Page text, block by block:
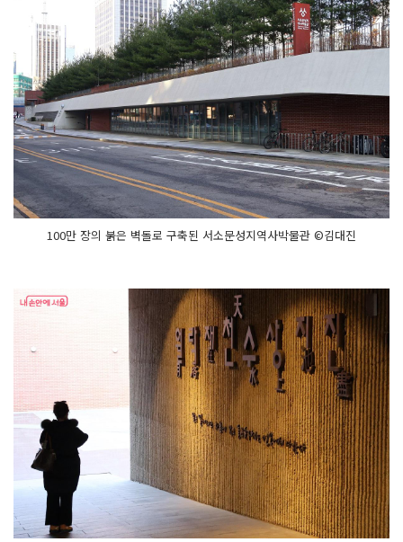
100만 장의 붉은 벽돌로 구축된 서소문성지역사박물관 ©김대진